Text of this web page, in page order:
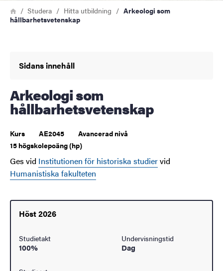
Länkstig
HemStudera Hitta utbildning
Arkeologi som
hållbarhetsvetenskap
Sidans innehåll
Arkeologi som
hållbarhetsvetenskap
Kurs AE2045
Avancerad nivå
15 högskolepoäng (hp)
Ges vid Institutionen för historiska studiervid
Humanistiska fakulteten
Höst 2026
Studietakt
100%
Undervisningstid
Dag